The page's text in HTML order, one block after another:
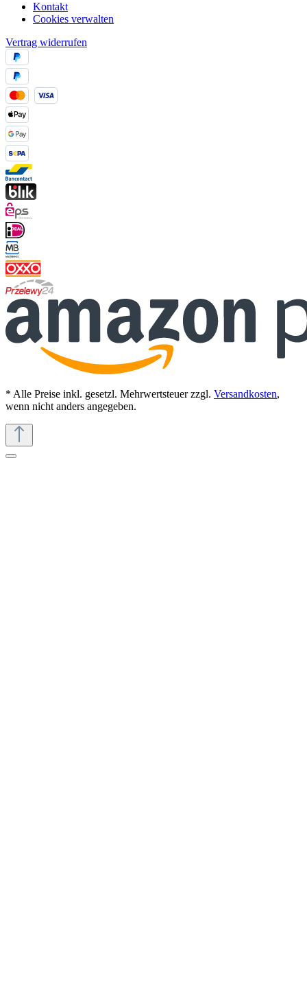
Kontakt
Cookies verwalten
Vertrag widerrufen
* Alle Preise inkl. gesetzl. Mehrwertsteuer zzgl. Versandkosten,
wenn nicht anders angegeben.